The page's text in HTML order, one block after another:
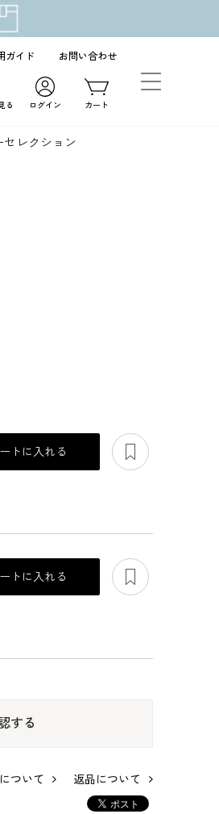
ガイド お問い合わせ
る ログイン カート
セレクション
トに入れる
トに入れる
する
ついて 返品について